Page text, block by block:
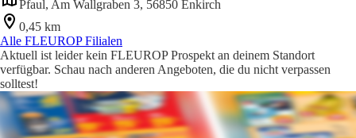
Pfaul, Am Wallgraben 3, 56850 Enkirch
0,45 km
Alle FLEUROP Filialen
Aktuell ist leider kein FLEUROP Prospekt an deinem Standort
verfügbar. Schau nach anderen Angeboten, die du nicht verpassen
solltest!